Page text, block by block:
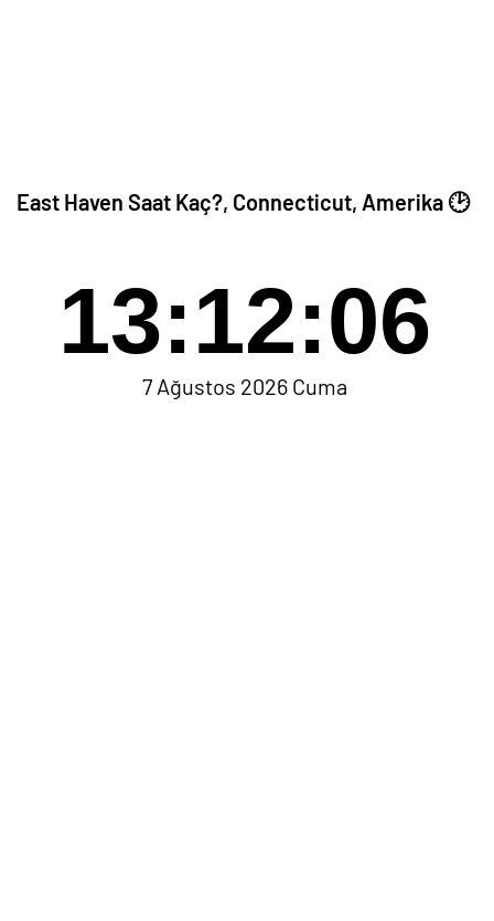
East Haven Saat Kaç?, Connecticut, Amerika 🕑
13:12:06
7 Ağustos 2026 Cuma